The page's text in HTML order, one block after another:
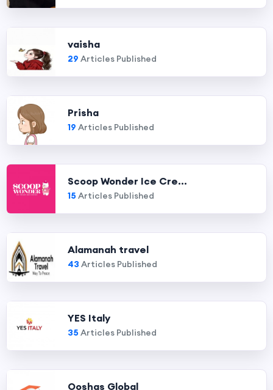
vaisha
29 Articles Published
Prisha
19 Articles Published
Scoop Wonder Ice Cre...
15 Articles Published
Alamanah travel
43 Articles Published
YES Italy
35 Articles Published
Ooshas Global